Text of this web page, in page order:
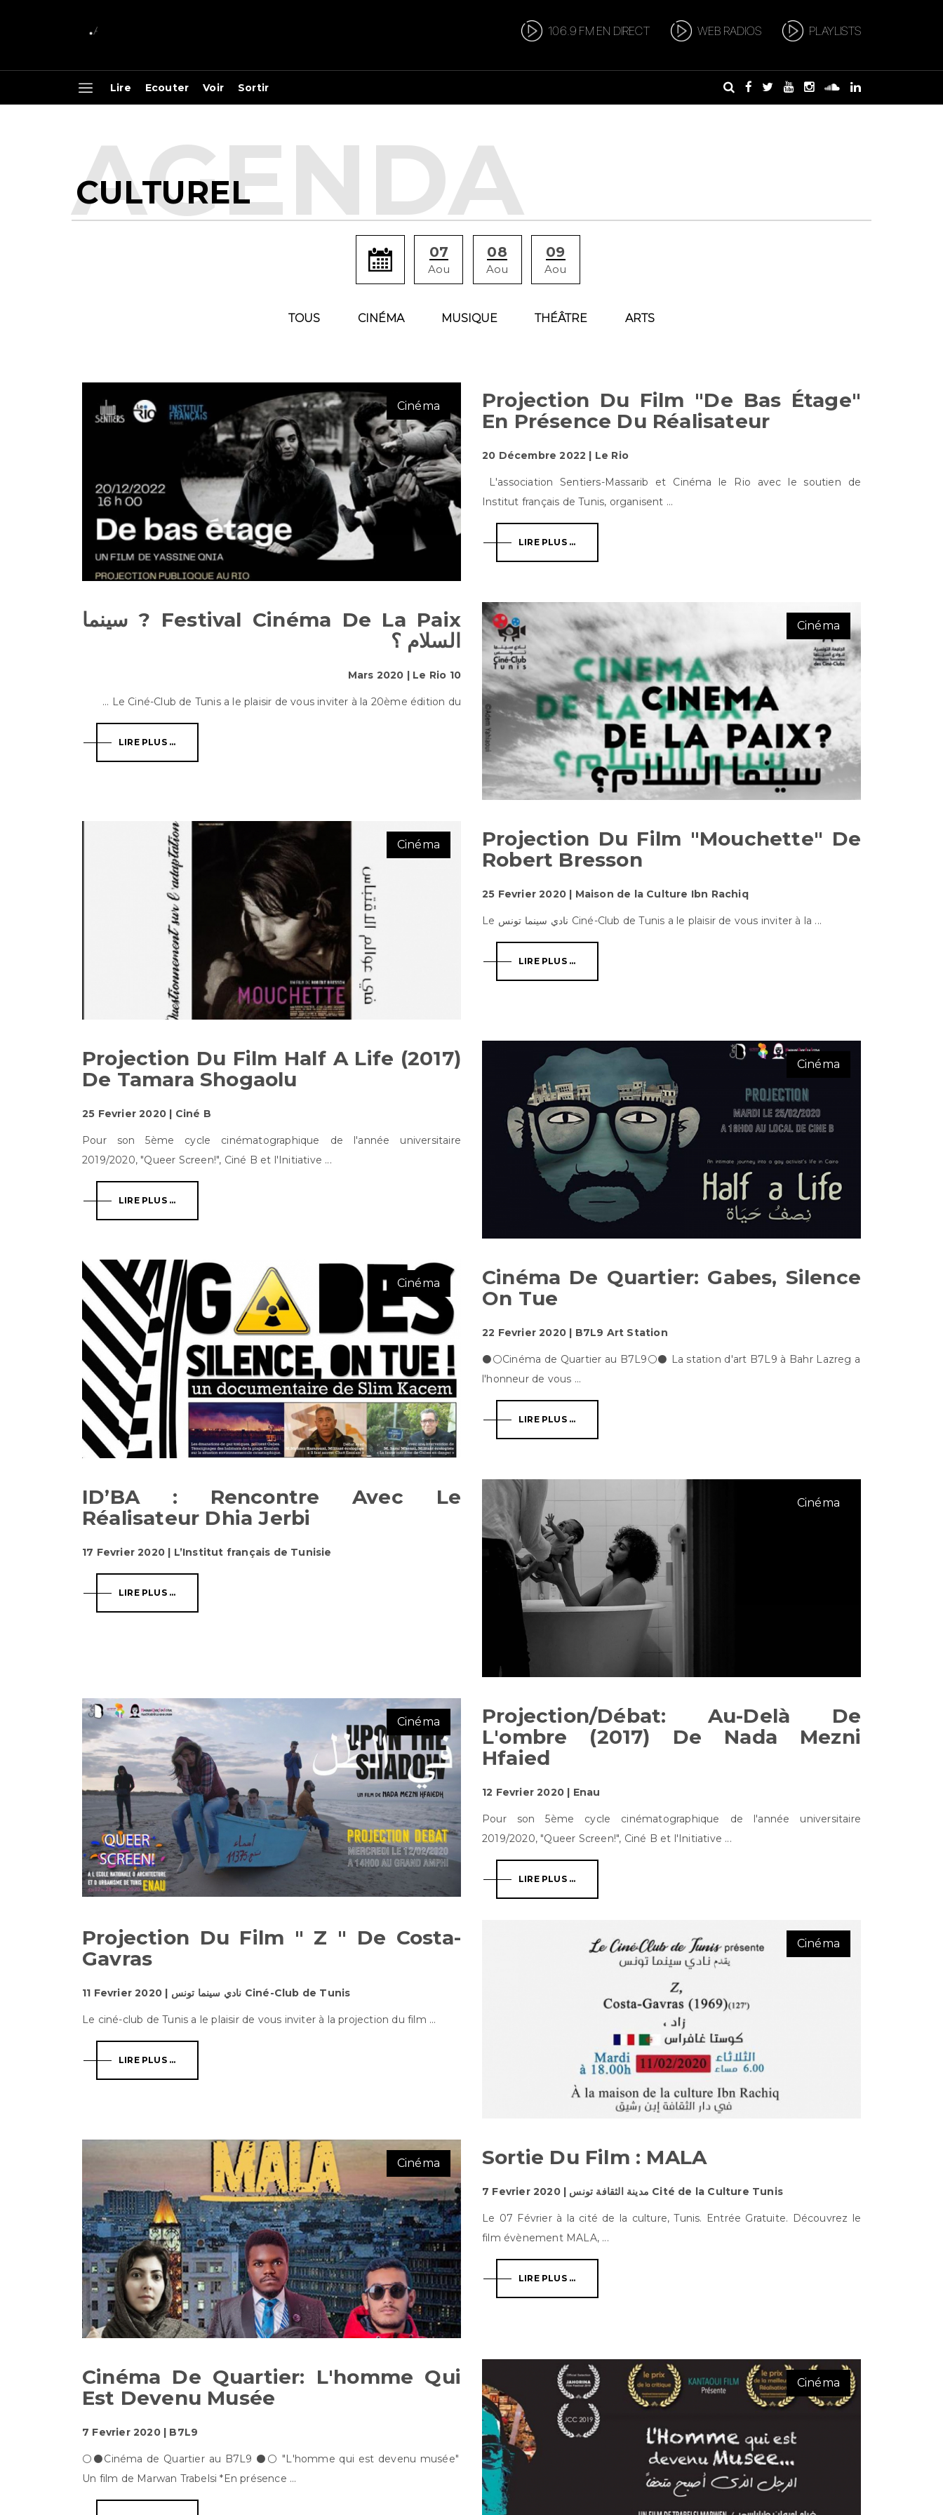
PLAYLISTS
WEB RADIOS
106.9 FM EN DIRECT
Lire Ecouter Voir Sortir
CULTUREL
07
Aou
08
Aou
09
Aou
TOUS CINÉMA MUSIQUE THÉÂTRE ARTS
Cinéma
Projection Du Film "De Bas Étage"
En Présence Du Réalisateur
20 Décembre 2022 | Le Rio
L'association Sentiers-Massarib et Cinéma le Rio avec le soutien de
Institut français de Tunis, organisent ...
LIRE PLUS ...
Cinéma
Festival Cinéma De La Paix ? سينما
السلام ؟
10 Mars 2020 | Le Rio
Le Ciné-Club de Tunis a le plaisir de vous inviter à la 20ème édition du ...
LIRE PLUS ...
Cinéma
Projection Du Film "Mouchette" De
Robert Bresson
25 Fevrier 2020 | Maison de la Culture Ibn Rachiq
Le نادي سينما تونس Ciné-Club de Tunis a le plaisir de vous inviter à la ...
LIRE PLUS ...
Cinéma
Projection Du Film Half A Life (2017)
De Tamara Shogaolu
25 Fevrier 2020 | Ciné B
Pour son 5ème cycle cinématographique de l'année universitaire
2019/2020, "Queer Screen!", Ciné B et l'Initiative ...
LIRE PLUS ...
Cinéma
Cinéma De Quartier: Gabes, Silence
On Tue
22 Fevrier 2020 | B7L9 Art Station
⚫️⚪️Cinéma de Quartier au B7L9⚪️⚫️ La station d'art B7L9 à Bahr Lazreg a
l'honneur de vous ...
LIRE PLUS ...
Cinéma
ID’BA : Rencontre Avec Le
Réalisateur Dhia Jerbi
17 Fevrier 2020 | L’Institut français de Tunisie
LIRE PLUS ...
Cinéma
Projection/débat: Au-Delà De
L'ombre (2017) De Nada Mezni
Hfaied
12 Fevrier 2020 | Enau
Pour son 5ème cycle cinématographique de l'année universitaire
2019/2020, "Queer Screen!", Ciné B et l'Initiative ...
LIRE PLUS ...
Cinéma
Projection Du Film " Z " De Costa-
Gavras
11 Fevrier 2020 | نادي سينما تونس Ciné-Club de Tunis
Le ciné-club de Tunis a le plaisir de vous inviter à la projection du film ...
LIRE PLUS ...
Cinéma Sortie Du Film : MALA
7 Fevrier 2020 | مدينة الثقافة تونس Cité de la Culture Tunis
Le 07 Février à la cité de la culture, Tunis. Entrée Gratuite. Découvrez le
film évènement MALA, ...
LIRE PLUS ...
Cinéma
Cinéma De Quartier: L'homme Qui
Est Devenu Musée
7 Fevrier 2020 | B7L9
⚪️⚫️Cinéma de Quartier au B7L9 ⚫️⚪️ "L'homme qui est devenu musée"
Un film de Marwan Trabelsi *En présence ...